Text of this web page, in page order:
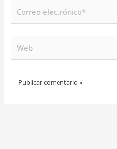
electrónico*